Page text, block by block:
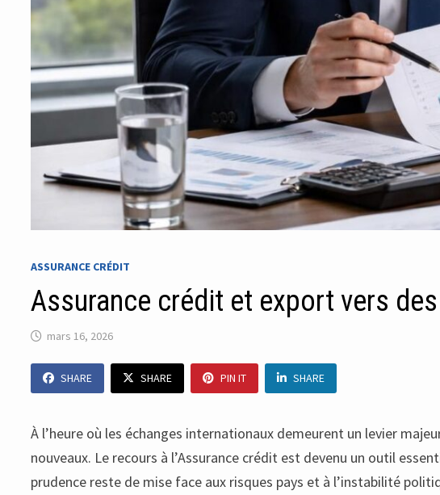
ASSURANCE CRÉDIT
Assurance crédit et export vers
mars 16, 2026
SHARE SHARE PIN IT SHARE
À l’heure où les échanges internationaux demeurent un levier
nouveaux. Le recours à l’Assurance crédit est devenu un outil
prudence reste de mise face aux risques pays et à l’instabilité